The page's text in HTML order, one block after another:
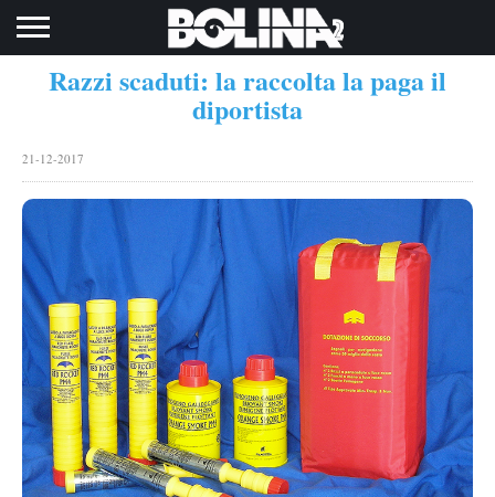
Razzi scaduti: la raccolta la paga il
diportista
21-12-2017